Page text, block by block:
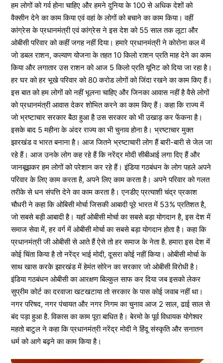
हम लोगों को गर्व होना चाहिए और हमने दुनिया के 100 से अधिक देशों को
वैक्सीन देने का काम किया एवं वहां के लोगों को बचाने का काम किया। वहीं
कांग्रेस के प्रधानमंत्री एवं कांग्रेस ने इस देश को 55 साल तक लूटा और
ओबीसी परिवार को कहीं जगह नहीं दिया। हमारे प्रधानमंत्री ने कोरोना कल में
जो डबल राशन, कल्याण योजना के तहत 10 किलो राशन प्रति माह देने का काम
किया और लगातार उस राशन को आज 5 किलो प्रति यूनिट को दिया जा रहा है।
हर घर को हर भूखे परिवार को 80 करोड लोगों को जिंदा रखने का काम किए हैं।
इस बात को हम लोगों को नहीं भूलना चाहिए और जिनका आवास नहीं है वैसे लोगों
को प्रधानमंत्री आवास देकर शोभित करने का काम किए हैं। कहा कि राज्य में
जो भ्रष्टाचार सरकार बैठा हुआ है उस सरकार को भी उखाड़ कर फेंकना है।
इसके बाद 5 महीना के अंदर राज्य का भी चुनाव होना है। भ्रष्टाचार मुक्त
झारखंड व भारत बनाना है। आज जितने भ्रष्टाचारी लोग हैं बारी-बारी से जेल जा
रहे हैं। आज उनके लोग कह रहे हैं कि नरेंद्र मोदी सीबीआई लगा दिए हैं और
जानबूझकर हम लोगों को परेशान कर रहे हैं। इंडिया गठबंधन के लोग पहले अपने
परिवार के लिए काम करता है, अपने लिए काम करता है। अपने परिवार को गलत
तरीके से धन संपत्ति देने का काम करता है। एनडीए प्रत्याशी चंद्र प्रकाश
चौधरी ने कहा कि ओबिसी मोर्चा जिसकी आबादी पूरे भारत में 53% प्रतिशत है,
जो सबसे बड़ी आबादी है। यहॉ ओबीसी मोर्चा का सबसे बड़ा योगदान है, इस देश में
समाज सेवा में, हर वर्ग में ओबीसी मोर्चा का सबसे बड़ा योगदान होता है। कहा कि
प्रधानमंत्री जी ओबीसी से आते हैं ऐसे तो हर समाज के नेता है. हमारा इस देश में
कोई चिंता किया है तो नरेंद्र भाई मोदी, दूसरा कोई नहीं किया। ओबीसी मोर्चा के
साथ खास करके झारखंड में हेमंत सोरेन का सरकार जो ओबीसी विरोधी है।
इंडिया गठबंधन ओबीसी का आरक्षण बिल्कुल साफ कर दिया जब इसको लेकर
सुप्रीम कोर्ट का दरवाजा खटखटाया तो सरकार के पास कोई जवाब नहीं था।
नगर परिषद, नगर पंचायत और नगर निगम का चुनाव आज 2 साल, ढाई साल से
बंद पड़ा हुआ है. विकास का काम पूरा बाधित है। बेरमो के पूर्व विधायक योगेश्वर
महतो बाटुल ने कहा कि प्रधानमंत्री नरेंद्र मोदी ने हिंदू संस्कृति और सनातन
धर्म को आगे बढ़ने का काम किया है।